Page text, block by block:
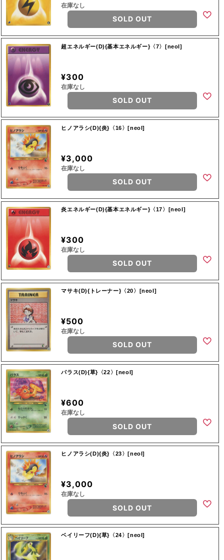
在庫なし
SOLD OUT
超エネルギー(D){基本エネルギー}〈7〉[neoI]
¥300
在庫なし
SOLD OUT
ヒノアラシ(D){炎}〈16〉[neoI]
¥3,000
在庫なし
SOLD OUT
炎エネルギー(D){基本エネルギー}〈17〉[neoI]
¥300
在庫なし
SOLD OUT
マサキ(D){トレーナー}〈20〉[neoI]
¥500
在庫なし
SOLD OUT
パラス(D){草}〈22〉[neoI]
¥600
在庫なし
SOLD OUT
ヒノアラシ(D){炎}〈23〉[neoI]
¥3,000
在庫なし
SOLD OUT
ベイリーフ(D){草}〈24〉[neoI]